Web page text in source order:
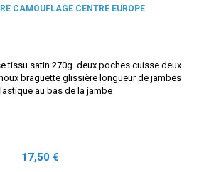
CAMOUFLAGE CENTRE EUROPE
tissu satin 270g. deux poches cuisse deux
braguette glissière longueur de jambes
au bas de la jambe
Prix
17,50 €